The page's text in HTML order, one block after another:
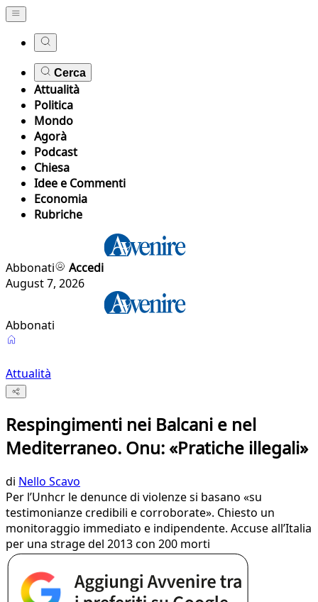
Cerca
Attualità
Politica
Mondo
Agorà
Podcast
Chiesa
Idee e Commenti
Economia
Rubriche
Abbonati
Accedi
August 7, 2026
Abbonati
Attualità
Respingimenti nei Balcani e nel
Mediterraneo. Onu: «Pratiche illegali»
di Nello Scavo
Per l’Unhcr le denunce di violenze si basano «su
testimonianze credibili e corroborate». Chiesto un
monitoraggio immediato e indipendente. Accuse all’Italia
per una strage del 2013 con 200 morti